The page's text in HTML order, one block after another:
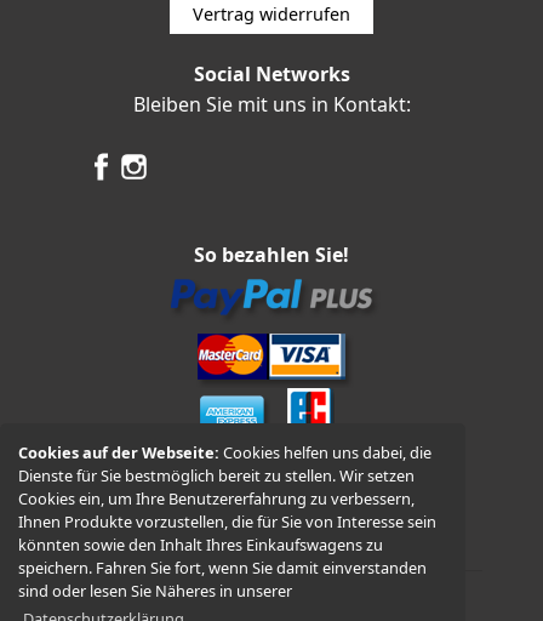
Cookies auf der Webseite:Cookies helfen uns dabei, die
Dienste für Sie bestmöglich bereit zu stellen. Wir setzen
Cookies ein, um Ihre Benutzererfahrung zu verbessern,
Ihnen Produkte vorzustellen, die für Sie von Interesse sein
könnten sowie den Inhalt Ihres Einkaufswagens zu
speichern. Fahren Sie fort, wenn Sie damit einverstanden
sind oder lesen Sie Näheres in unserer
Vertrag widerrufen
Social Networks
Bleiben Sie mit uns in Kontakt:
So bezahlen Sie!
Vorkasse und Nachnahme